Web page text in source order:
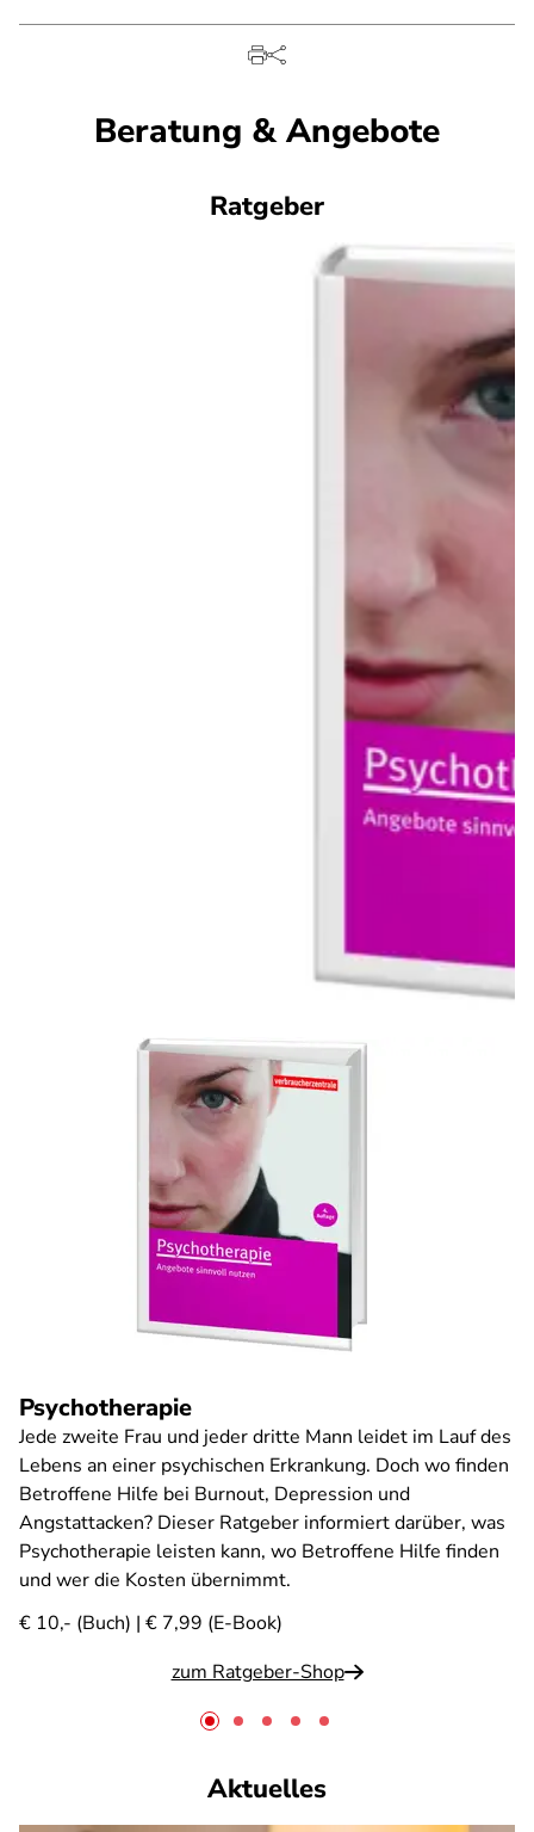
Beratung & Angebote
Ratgeber
Psychotherapie
Jede zweite Frau und jeder dritte Mann leidet im Lauf des
Lebens an einer psychischen Erkrankung. Doch wo finden
Betroffene Hilfe bei Burnout, Depression und
Angstattacken? Dieser Ratgeber informiert darüber, was
Psychotherapie leisten kann, wo Betroffene Hilfe finden
und wer die Kosten übernimmt.
€ 10,- (Buch) | € 7,99 (E-Book)
zum Ratgeber-Shop
Aktuelles